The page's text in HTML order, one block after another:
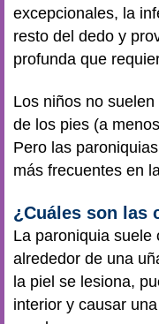
excepcionales, la
resto del dedo y
profunda que
Los niños no
de los pies (a
Pero las
más frecuentes en
¿Cuáles son las
La paroniquia suele
alrededor de una
la piel se lesiona,
interior y causar